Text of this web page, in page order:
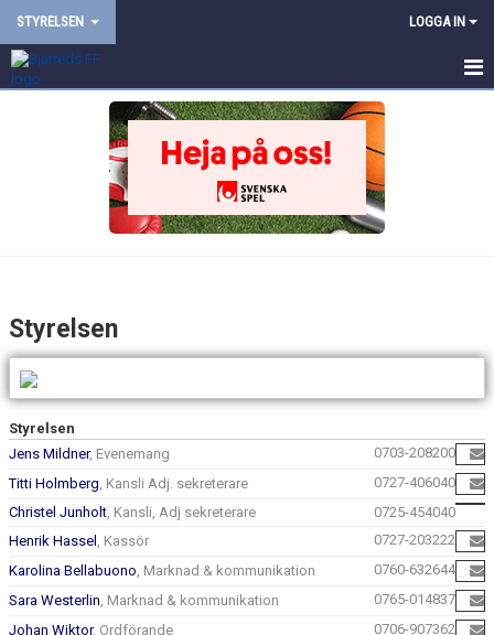
STYRELSEN LOGGA IN
Styrelsen
Styrelsen
Jens Mildner, Evenemang
0703-208200
Titti Holmberg, Kansli Adj. sekreterare
0727-406040
Christel Junholt, Kansli, Adj sekreterare
0725-454040
Henrik Hassel , Kassör
0727-203222
Karolina Bellabuono, Marknad & kommunikation
0760-632644
Sara Westerlin, Marknad & kommunikation
0765-014837
Johan Wiktor, Ordförande
0706-907362